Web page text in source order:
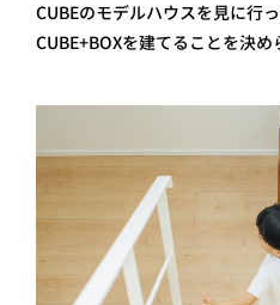
CUBEのモデルハウスを見に行
CUBE+BOXを建てることを決め